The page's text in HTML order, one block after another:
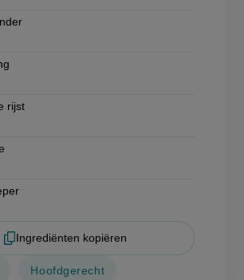
rijst
Ingrediënten kopiëren
Hoofdgerecht